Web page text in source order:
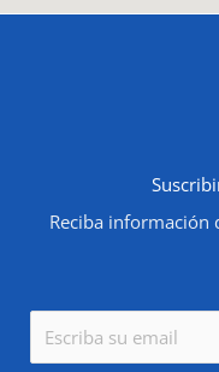
Reciba información
m